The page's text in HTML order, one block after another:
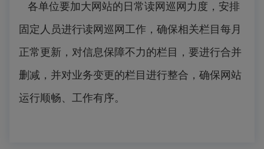
各单位要加大网站的日常读网巡网力度，安排
固定人员进行读网巡网工作，确保相关栏目每月
正常更新，对信息保障不力的栏目，要进行合并
删减，并对业务变更的栏目进行整合，确保网站
运行顺畅、工作有序。